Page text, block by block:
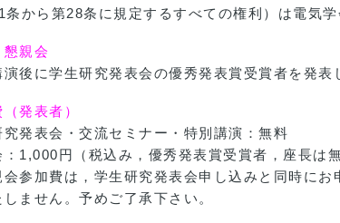
条から第28条に規定するすべての権利）は電気学
親会
演後に学生研究発表会の優秀発表賞受賞者を発表
発表者）
究発表会・交流セミナー・特別講演：無料
：1,000円（税込み，優秀発表賞受賞者，座長は無
参加費は，学生研究発表会申し込みと同時に
ません。予めご了承下さい。